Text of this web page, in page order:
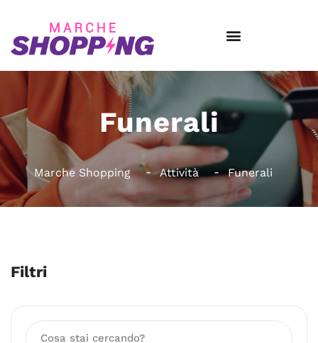
Funerali
Marche Shopping Attività Funerali
Filtri